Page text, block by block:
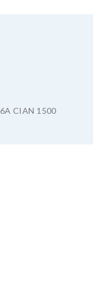
CIAN 1500